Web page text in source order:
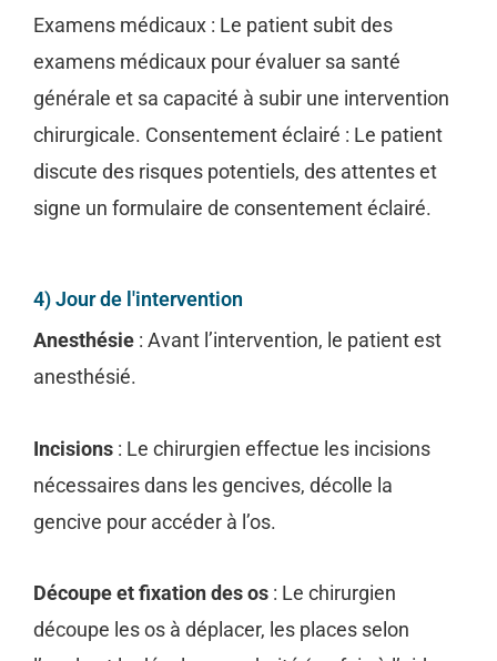
Examens médicaux : Le patient subit des
examens médicaux pour évaluer sa santé
générale et sa capacité à subir une intervention
chirurgicale. Consentement éclairé : Le patient
discute des risques potentiels, des attentes et
signe un formulaire de consentement éclairé.
4) Jour de l'intervention
Anesthésie : Avant l’intervention, le patient est
anesthésié.
Incisions : Le chirurgien effectue les incisions
nécessaires dans les gencives, décolle la
gencive pour accéder à l’os.
Découpe et fixation des os : Le chirurgien
découpe les os à déplacer, les places selon